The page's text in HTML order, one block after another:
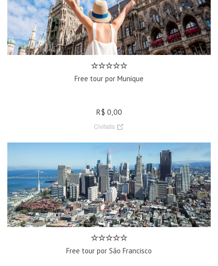
Free tour por Munique
R$ 0,00
Civitatis
Free tour por São Francisco